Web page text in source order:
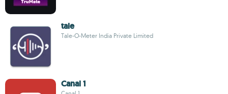
tale
Tale-O-Meter India Private Limited
Canal 1